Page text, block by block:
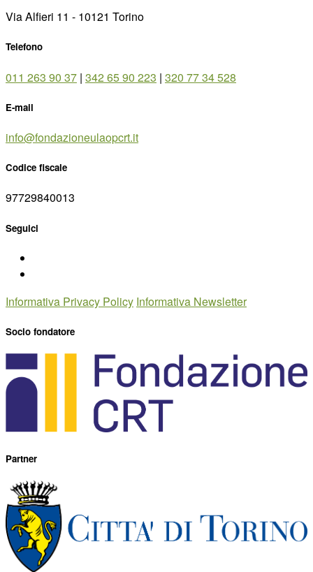
Via Alfieri 11 - 10121 Torino
Telefono
011 263 90 37 | 342 65 90 223 | 320 77 34 528
E-mail
info@fondazioneulaopcrt.it
Codice fiscale
97729840013
Seguici
Informativa Privacy Policy Informativa Newsletter
Socio fondatore
Partner